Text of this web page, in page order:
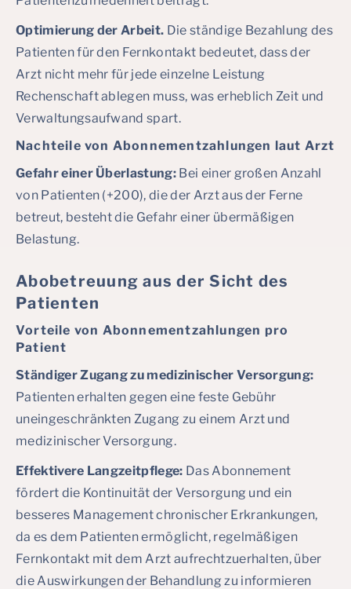
Optimierung der Arbeit. Die ständige Bezahlung des
Patienten für den Fernkontakt bedeutet, dass der
Arzt nicht mehr für jede einzelne Leistung
Rechenschaft ablegen muss, was erheblich Zeit und
Verwaltungsaufwand spart.
Nachteile von Abonnementzahlungen laut Arzt
Gefahr einer Überlastung: Bei einer großen Anzahl
von Patienten (+200), die der Arzt aus der Ferne
betreut, besteht die Gefahr einer übermäßigen
Belastung.
Abobetreuung aus der Sicht des
Patienten
Vorteile von Abonnementzahlungen pro
Patient
Ständiger Zugang zu medizinischer Versorgung:
Patienten erhalten gegen eine feste Gebühr
uneingeschränkten Zugang zu einem Arzt und
medizinischer Versorgung.
Effektivere Langzeitpflege: Das Abonnement
fördert die Kontinuität der Versorgung und ein
besseres Management chronischer Erkrankungen,
da es dem Patienten ermöglicht, regelmäßigen
Fernkontakt mit dem Arzt aufrechtzuerhalten, über
die Auswirkungen der Behandlung zu informieren